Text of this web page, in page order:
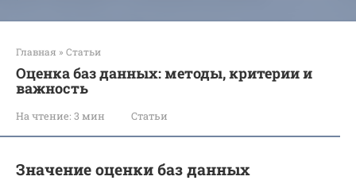
Главная » Статьи
Оценка баз данных: методы, критерии и
важность
На чтение: 3 мин Статьи
Значение оценки баз данных